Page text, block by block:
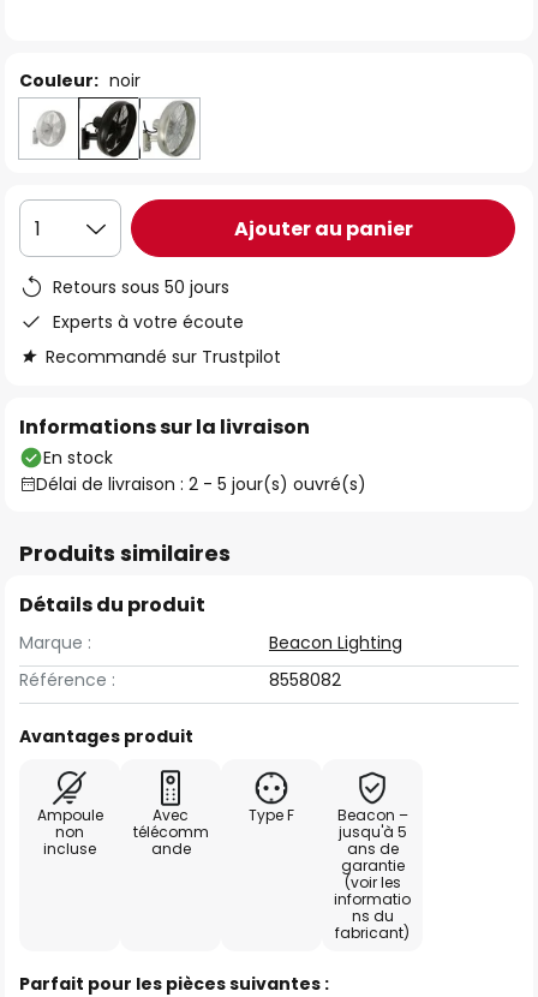
Couleur: noir
1 Ajouter au panier
Retours sous 50 jours
Experts à votre écoute
Recommandé sur Trustpilot
Informations sur la livraison
En stock
Délai de livraison : 2 - 5 jour(s) ouvré(s)
Produits similaires
Détails du produit
Marque :
Beacon Lighting
Référence :
8558082
Avantages produit
Ampoule
non
incluse
Avec
télécomm
ande
Type F
Beacon –
jusqu'à 5
ans de
garantie
(voir les
informatio
ns du
fabricant)
Parfait pour les pièces suivantes :